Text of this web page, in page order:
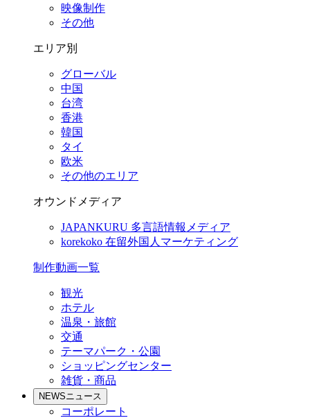
映像制作
その他
エリア別
グローバル
中国
台湾
香港
韓国
タイ
欧米
その他のエリア
オウンドメディア
JAPANKURU 多言語情報メディア
korekoko 在留外国人マーケティング
制作動画一覧
観光
ホテル
温泉・旅館
交通
テーマパーク・公園
ショッピングセンター
雑貨・商品
NEWSニュース
コーポレート